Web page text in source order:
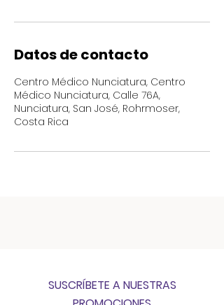
Datos de contacto
Centro Médico Nunciatura, Centro
Médico Nunciatura, Calle 76A,
Nunciatura, San José, Rohrmoser,
Costa Rica
SUSCRÍBETE A NUESTRAS